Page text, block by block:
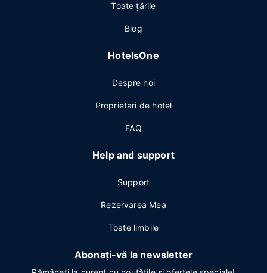
Toate ţările
Blog
HotelsOne
Despre noi
Proprietari de hotel
FAQ
Help and support
Support
Rezervarea Mea
Toate limbile
Abonați-vă la newsletter